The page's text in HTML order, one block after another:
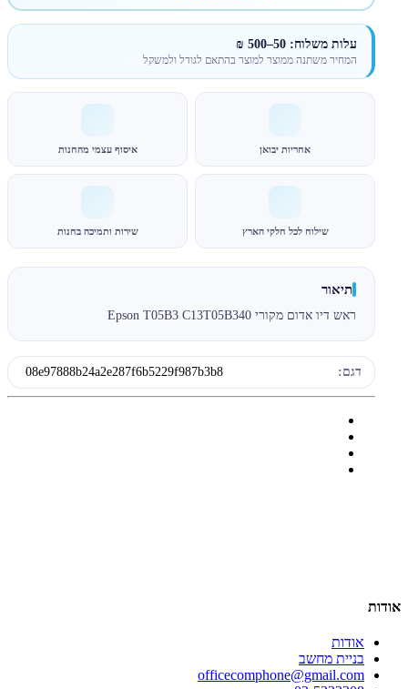
עלות משלוח: 50–500 ₪
המחיר משתנה ממוצר למוצר בהתאם לגודל ולמשקל
אחריות יבואן איסוף עצמי מהחנות
שילוח לכל חלקי הארץ שירות ותמיכה בחנות
תיאור
ראש דיו אדום מקורי Epson T05B3 C13T05B340
דגם: 08e97888b24a2e287f6b5229f987b3b8
אודות
אודות
בניית מחשב
officecomphone@gmail.com